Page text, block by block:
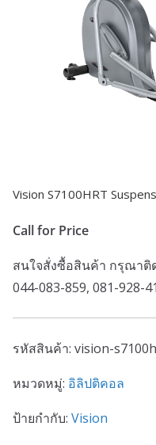
Vision S7100HRT
Call for Price
สนใจสั่งซื้อสินค้า กรุณาติ
044-083-859, 081-928-
รหัสสินค้า: vision-
หมวดหมู่: อิลิปติคอล
ป้ายกำกับ: Vision